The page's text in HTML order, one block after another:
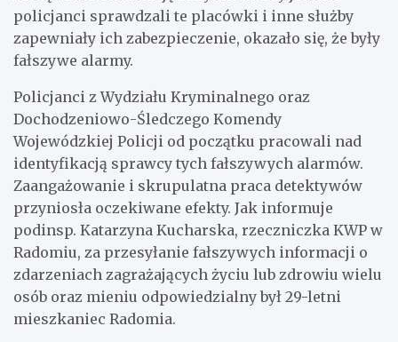
policjanci sprawdzali te placówki i inne służby
zapewniały ich zabezpieczenie, okazało się, że były
fałszywe alarmy.
Policjanci z Wydziału Kryminalnego oraz
Dochodzeniowo-Śledczego Komendy
Wojewódzkiej Policji od początku pracowali nad
identyfikacją sprawcy tych fałszywych alarmów.
Zaangażowanie i skrupulatna praca detektywów
przyniosła oczekiwane efekty. Jak informuje
podinsp. Katarzyna Kucharska, rzeczniczka KWP w
Radomiu, za przesyłanie fałszywych informacji o
zdarzeniach zagrażających życiu lub zdrowiu wielu
osób oraz mieniu odpowiedzialny był 29-letni
mieszkaniec Radomia.